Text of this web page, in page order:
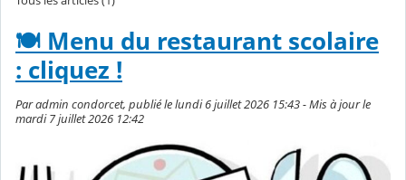
🍽️ Menu du restaurant scolaire
: cliquez !
Par admin condorcet, publié le lundi 6 juillet 2026 15:43 - Mis à jour le
mardi 7 juillet 2026 12:42